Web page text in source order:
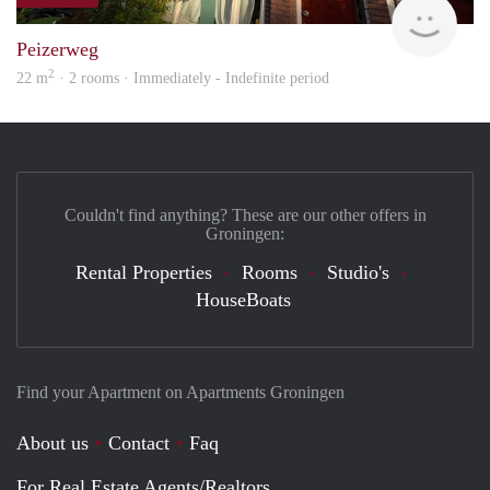
Peizerweg
22 m2 · 2 rooms · Immediately - Indefinite period
Find your Apartment on Apartments Groningen
About us Contact
Faq
Couldn't find anything? These are our other offers in
Groningen:
Rental Properties Rooms
Studio's
HouseBoats